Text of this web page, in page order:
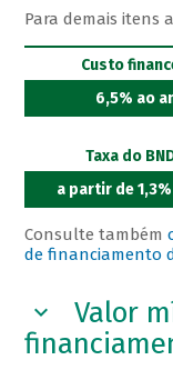
Para demais itens
Custo
6,5% ao
Taxa do
a partir de
Consulte também
de financiamento
Valor